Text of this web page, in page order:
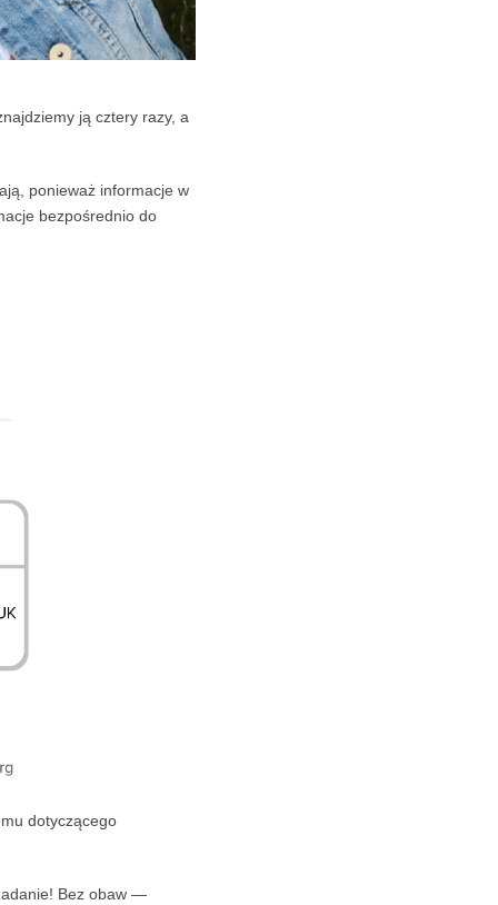
ją cztery razy, a
ponieważ informacje w
bezpośrednio do
dotyczącego
Bez obaw —